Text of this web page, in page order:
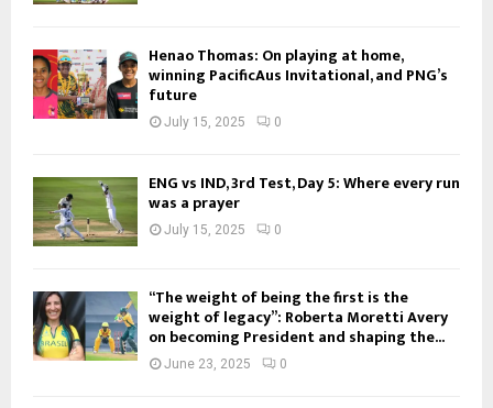
Henao Thomas: On playing at home,
winning PacificAus Invitational, and PNG’s
future
July 15, 2025 0
ENG vs IND, 3rd Test, Day 5: Where every run
was a prayer
July 15, 2025 0
“The weight of being the first is the
weight of legacy”: Roberta Moretti Avery
on becoming President and shaping the...
June 23, 2025 0